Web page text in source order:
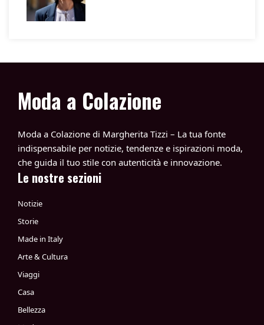
Moda a Colazione
Moda a Colazione di Margherita Tizzi – La tua fonte
indispensabile per notizie, tendenze e ispirazioni moda,
che guida il tuo stile con autenticità e innovazione.
Le nostre sezioni
Notizie
Storie
Made in Italy
Arte & Cultura
Viaggi
Casa
Bellezza